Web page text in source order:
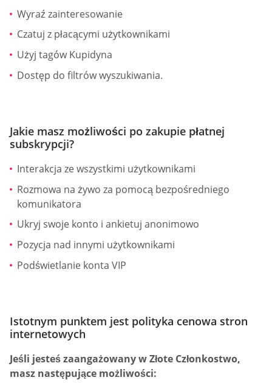
Wyraź zainteresowanie
Czatuj z płacącymi użytkownikami
Użyj tagów Kupidyna
Dostęp do filtrów wyszukiwania.
Jakie masz możliwości po zakupie płatnej
subskrypcji?
Interakcja ze wszystkimi użytkownikami
Rozmowa na żywo za pomocą bezpośredniego
komunikatora
Ukryj swoje konto i ankietuj anonimowo
Pozycja nad innymi użytkownikami
Podświetlanie konta VIP
Istotnym punktem jest polityka cenowa stron
internetowych
Jeśli jesteś zaangażowany w Złote Członkostwo,
masz następujące możliwości: